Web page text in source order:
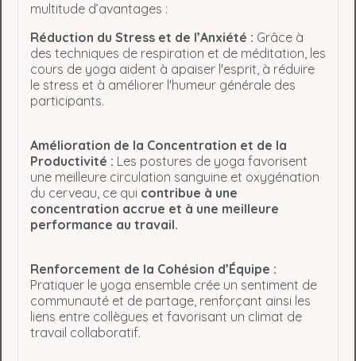
multitude d’avantages :
Réduction du Stress et de l’Anxiété : Grâce à
des techniques de respiration et de méditation, les
cours de yoga aident à apaiser l'esprit, à réduire
le stress et à améliorer l'humeur générale des
participants.
Amélioration de la Concentration et de la
Productivité : Les postures de yoga favorisent
une meilleure circulation sanguine et oxygénation
du cerveau, ce qui contribue à une
concentration accrue et à une meilleure
performance au travail.
Renforcement de la Cohésion d’Équipe :
Pratiquer le yoga ensemble crée un sentiment de
communauté et de partage, renforçant ainsi les
liens entre collègues et favorisant un climat de
travail collaboratif.